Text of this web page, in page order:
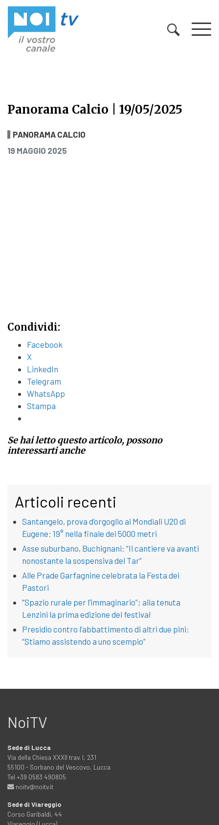
Panorama Calcio | 19/05/2025
Panorama Calcio | 19/05/2025
PANORAMA CALCIO
PUBBLICATO IL
19 MAGGIO 2025
Condividi:
Facebook
X
LinkedIn
Telegram
WhatsApp
Stampa
Se hai letto questo articolo, possono
interessarti anche
Articoli recenti
Santangelo, prova d’orgoglio ai Mondiali U20 di
Eugene: 19° nella finale dei 5000 metri
Asse suburbano, Buchignani: “Il cantiere va avanti
nonostante la sospensiva del Tar”
Alle Prade Garfagnine celebrata la Festa dei
Pastori
“Spazio rurale per l’immaginario”; alla tenuta
Lenzini la prima edizione del festival
Presidio contro l’abbattimento di altri due pini:
“Stiamo assistendo a uno scempio”
NoiTV
Sede di Lucca
Via della Chiesa XXXII trav. I, 231
55100 - Sorbano del Vescovo, Lucca
Tel +39 0583 490805
noitv@noitv.it
Sede di Viareggio
Corso Garibaldi, 44